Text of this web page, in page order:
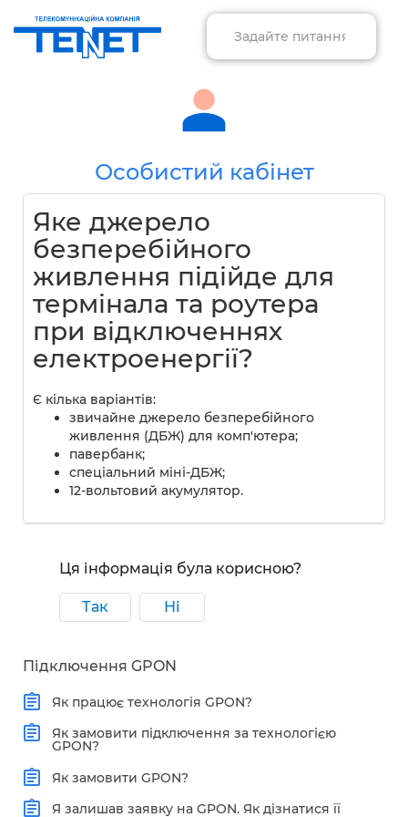
Особистий кабінет
Яке джерело
безперебійного
живлення підійде для
термінала та роутера
при відключеннях
електроенергії?
Є кілька варіантів:
звичайне джерело безперебійного
живлення (ДБЖ) для комп'ютера;
павербанк;
спеціальний міні-ДБЖ;
12-вольтовий акумулятор.
Ця інформація була корисною?
Так Ні
Підключення GPON
Як працює технологія GPON?
Як замовити підключення за технологією
GPON?
Як замовити GPON?
Я залишав заявку на GPON. Як дізнатися її